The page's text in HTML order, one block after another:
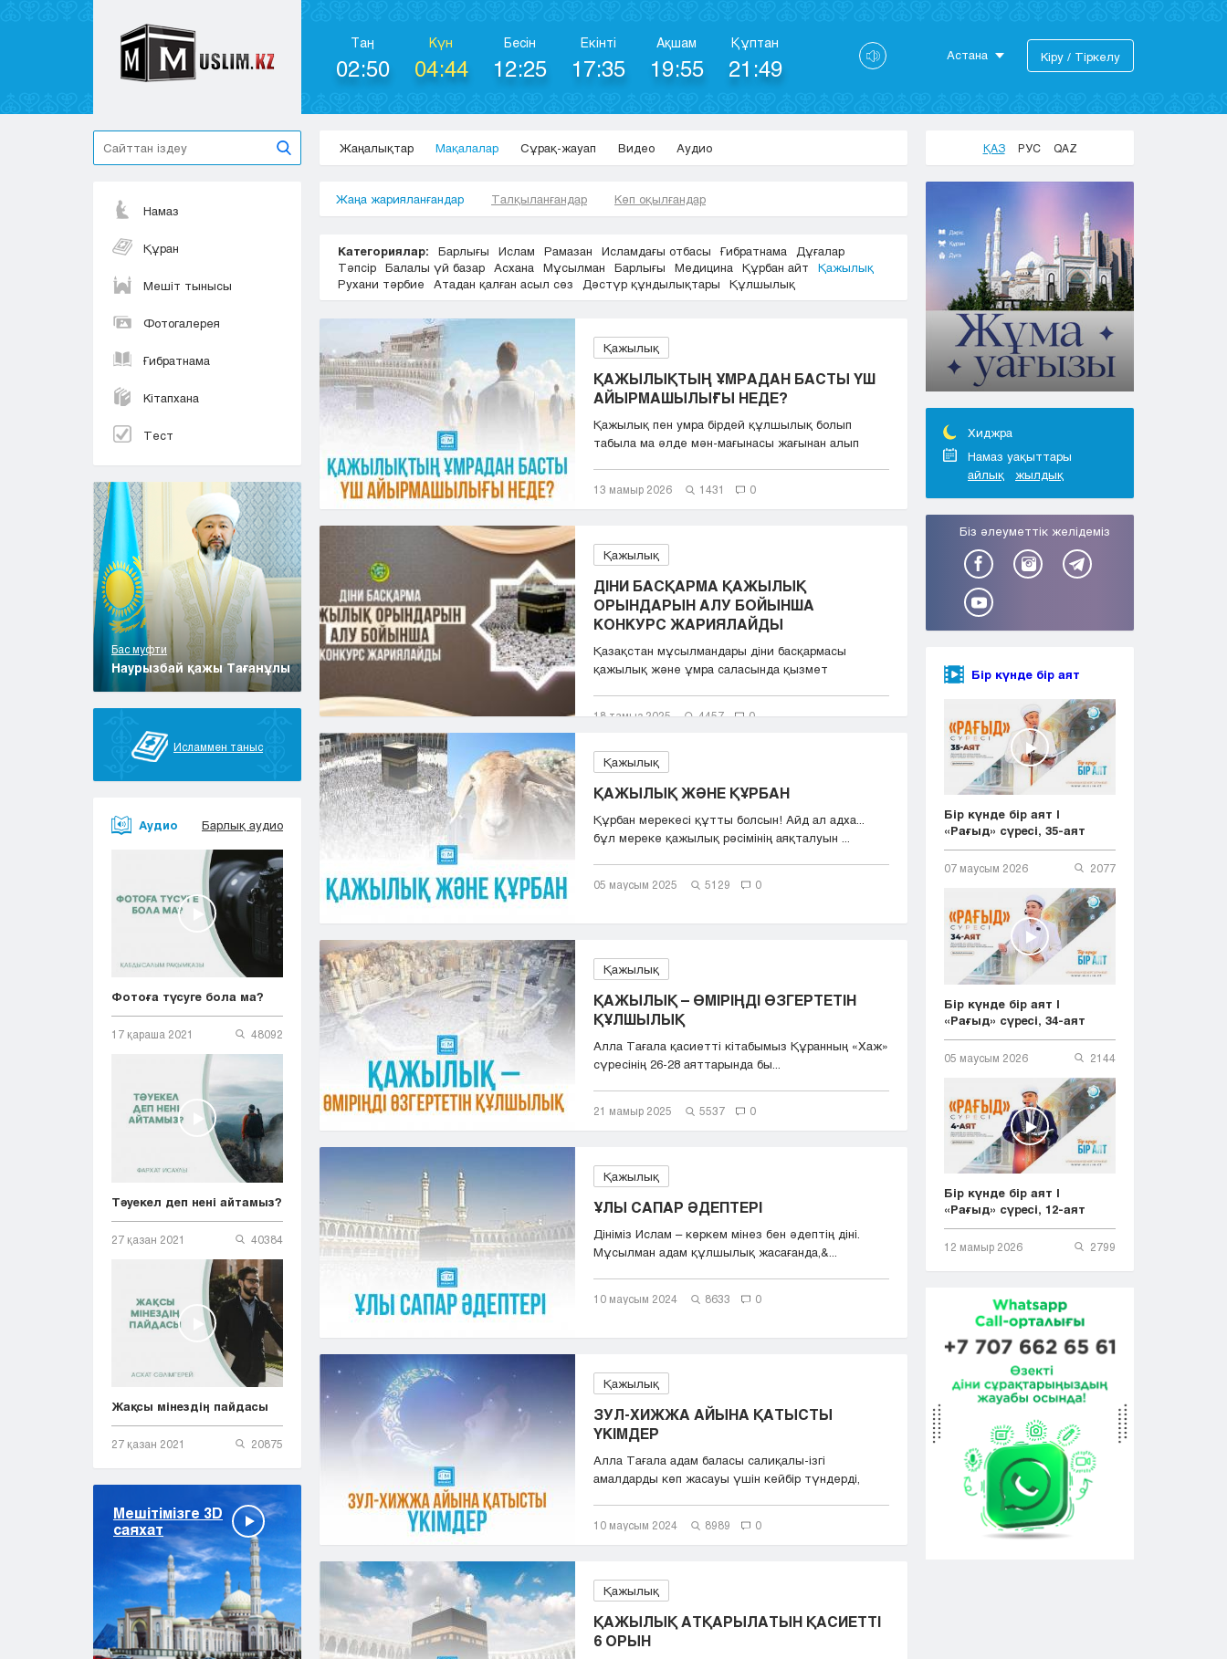
Таң
02:50
Күн
04:44
Бесін
12:25
Екінті
17:35
Ақшам
19:55
Құптан
21:49 Астана
Актобе
Караганда
Кокшетау
Костанай
Кызылорда
Павлодар
Петропавловск
Семей
Талдыкорган
Тараз
Туркестан
Уральск
Усть-Каменогорск
Шымкент
Кіру / Тіркелу
Жаңалықтар Мақалалар Сұрақ-жауап Видео Аудио ҚАЗ РУС QAZ
Намаз
Құран
Мешіт тынысы
Фотогалерея
Ғибратнама
Кітапхана
Тест
Бас муфти
Наурызбай қажы Тағанұлы
Исламмен таныс
Аудио Барлық аудио
Фотоға түсуге бола ма?
17 қараша 2021 48092
Тәуекел деп нені айтамыз?
27 қазан 2021 40384
Жақсы мінездің пайдасы
27 қазан 2021 20875
Мешітімізге 3D
саяхат
Жаңа жарияланғандар Талқыланғандар Көп оқылғандар
Категориялар: Барлығы Ислам Рамазан Исламдағы отбасы Ғибратнама
Дұғалар
Тәпсір
Балалы үй базар Асхана Мұсылман Барлығы Медицина Құрбан айт
Қажылық
Рухани тәрбие
Атадан қалған асыл сөз Дәстүр құндылықтары Құлшылық
Қажылық
ҚАЖЫЛЫҚТЫҢ ҰМРАДАН БАСТЫ ҮШ
АЙЫРМАШЫЛЫҒЫ НЕДЕ?
Қажылық пен умра бірдей құлшылық болып
табыла ма әлде мән-мағынасы жағынан алып
13 мамыр 2026 1431 0
Қажылық
ДІНИ БАСҚАРМА ҚАЖЫЛЫҚ
ОРЫНДАРЫН АЛУ БОЙЫНША
КОНКУРС ЖАРИЯЛАЙДЫ
Қазақстан мұсылмандары діни басқармасы
қажылық және ұмра саласында қызмет
18 тамыз 2025 4457 0
Қажылық
ҚАЖЫЛЫҚ ЖӘНЕ ҚҰРБАН
Құрбан мерекесі құтты болсын! Айд ал адха...
бұл мереке қажылық рәсімінің аяқталуын ...
05 маусым 2025 5129 0
Қажылық
ҚАЖЫЛЫҚ – ӨМІРІҢДІ ӨЗГЕРТЕТІН
ҚҰЛШЫЛЫҚ
Алла Тағала қасиетті кітабымыз Құранның «Хаж»
сүресінің 26-28 аяттарында бы...
21 мамыр 2025 5537 0
Қажылық
ҰЛЫ САПАР ӘДЕПТЕРІ
Дініміз Ислам – көркем мінез бен әдептің діні.
Мұсылман адам құлшылық жасағанда,&...
10 маусым 2024 8633 0
Қажылық
ЗУЛ-ХИЖЖА АЙЫНА ҚАТЫСТЫ
ҮКІМДЕР
Алла Тағала адам баласы салиқалы-ізгі
амалдарды көп жасауы үшін кейбір түндерді,
10 маусым 2024 8989 0
Қажылық
ҚАЖЫЛЫҚ АТҚАРЫЛАТЫН ҚАСИЕТТІ
6 ОРЫН
Хиджра
Намаз уақыттары
айлық
жылдық
Біз әлеуметтік желідеміз
Бір күнде бір аят
Бір күнде бір аят |
«Рағыд» сүресі, 35-аят
07 маусым 2026 2077
Бір күнде бір аят |
«Рағыд» сүресі, 34-аят
05 маусым 2026 2144
Бір күнде бір аят |
«Рағыд» сүресі, 12-аят
12 мамыр 2026 2799